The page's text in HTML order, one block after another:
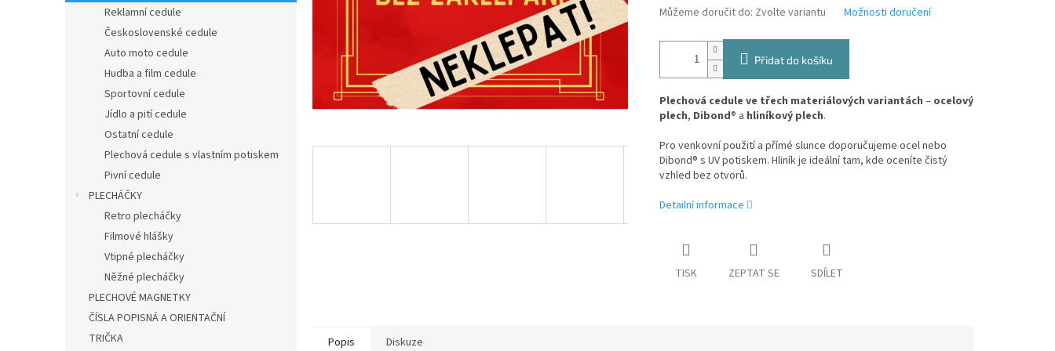
n
Reklamní cedule
Československé cedule
Auto moto cedule
Hudba a film cedule
Sportovní cedule
Jídlo a pití cedule
Ostatní cedule
Plechová cedule s vlastním potiskem
Pivní cedule
PLECHÁČKY
Retro plecháčky
Filmové hlášky
Vtipné plecháčky
Něžné plecháčky
PLECHOVÉ MAGNETKY
ČÍSLA POPISNÁ A ORIENTAČNÍ
TRIČKA
Můžeme doručit do: Zvolte variantu Možnosti doručení
Přidat do košíku
Plechová cedule ve třech materiálových variantách – ocelový
plech, Dibond® a hliníkový plech.
Pro venkovní použití a přímé slunce doporučujeme ocel nebo
Dibond® s UV potiskem. Hliník je ideální tam, kde oceníte čistý
vzhled bez otvorů.
Detailní informace
TISK ZEPTAT SE SDÍLET
Popis Diskuze